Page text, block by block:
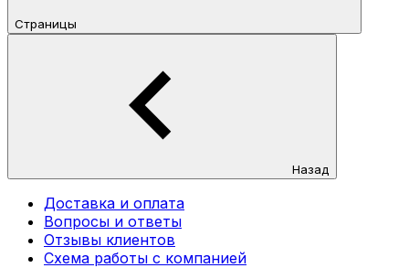
Страницы
Назад
Доставка и оплата
Вопросы и ответы
Отзывы клиентов
Схема работы с компанией